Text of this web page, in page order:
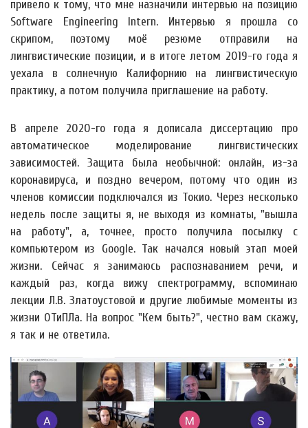
привело к тому, что мне назначили интервью на позицию
Software Engineering Intern. Интервью я прошла со
скрипом, поэтому моё резюме отправили на
лингвистические позиции, и в итоге летом 2019-го года я
уехала в солнечную Калифорнию на лингвистическую
практику, а потом получила приглашение на работу.
В апреле 2020-го года я дописала диссертацию про
автоматическое моделирование лингвистических
зависимостей. Защита была необычной: онлайн, из-за
коронавируса, и поздно вечером, потому что один из
членов комиссии подключался из Токио. Через несколько
недель после защиты я, не выходя из комнаты, "вышла
на работу", а, точнее, просто получила посылку с
компьютером из Google. Так начался новый этап моей
жизни. Сейчас я занимаюсь распознаванием речи, и
каждый раз, когда вижу спектрограмму, вспоминаю
лекции Л.В. Златоустовой и другие любимые моменты из
жизни ОТиПЛа. На вопрос "Кем быть?", честно вам скажу,
я так и не ответила.